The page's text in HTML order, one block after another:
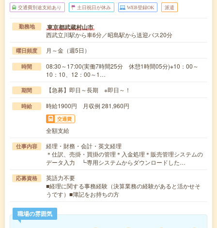
交通費別途支給あり 土日祝日が休み WEB登録OK 派遣
勤務地 東京都武蔵村山市
西武立川駅から車6分／昭島駅から送迎バス20分
曜日頻度 月～金（週5日）
時間
08:30～17:00(実働7時間25分 休憩1時間05分)※10：00～
10：10、12：00～1…
期間 【急募】即日～長期 ※即日～！
時給 時給1900円 月収例 281,960円
交通費
全額支給
仕事内容
経理・財務・会計・英文経理
＊仕訳、売掛・買掛の管理＊入金処理＊販売管理システムの
データ入力 ┗専用システムからダウンロードした…
応募資格
英語力不要
■経理に関する事務経験（決算業務の経験があると活かせそ
うです）■簿記をお持ちの方
職場の雰囲気